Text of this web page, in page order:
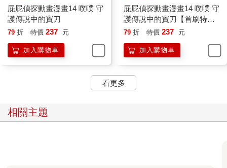
屁屁偵探動畫漫畫14 噗噗 守
護傳說中的寶刀
79 折 特價 237 元
加入購物車
屁屁偵探動畫漫畫14 噗噗 守
護傳說中的寶刀【首刷特贈
屁屁偵探主君造型閃卡】
79 折 特價 237 元
加入購物車
看更多
相關主題